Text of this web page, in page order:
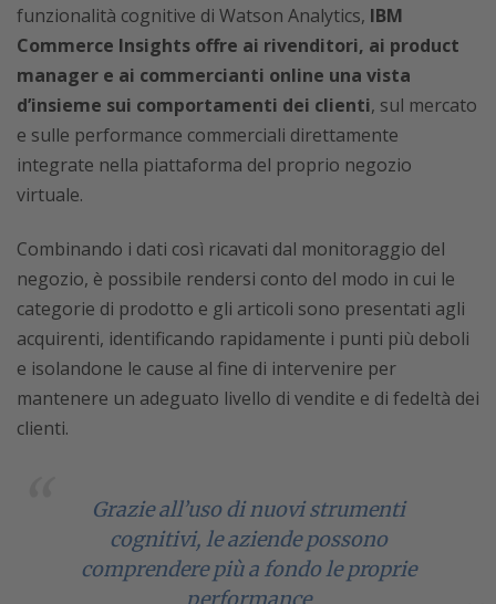
funzionalità cognitive di Watson Analytics, IBM
Commerce Insights offre ai rivenditori, ai product
manager e ai commercianti online una vista
d’insieme sui comportamenti dei clienti, sul mercato
e sulle performance commerciali direttamente
integrate nella piattaforma del proprio negozio
virtuale.
Combinando i dati così ricavati dal monitoraggio del
negozio, è possibile rendersi conto del modo in cui le
categorie di prodotto e gli articoli sono presentati agli
acquirenti, identificando rapidamente i punti più deboli
e isolandone le cause al fine di intervenire per
mantenere un adeguato livello di vendite e di fedeltà dei
clienti.
Grazie all’uso di nuovi strumenti
cognitivi, le aziende possono
comprendere più a fondo le proprie